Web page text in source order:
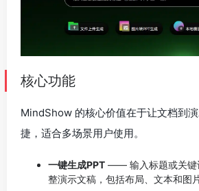
核心功能
MindShow 的核心价值在于让文档到
捷，适合多场景用户使用。
一键生成PPT —— 输入标题或关键
整演示文稿，包括布局、文本和图片